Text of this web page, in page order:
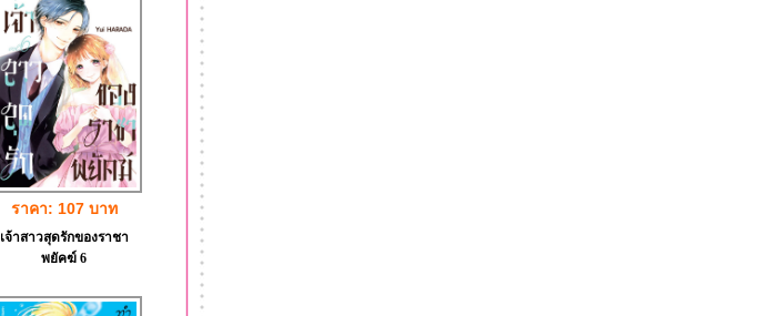
ราคา: 107 บาท
เจ้าสาวสุดรักของราชา
พยัคฆ์ 6